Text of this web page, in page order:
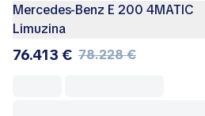
93.000 €